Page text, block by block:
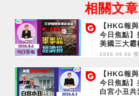
相關文章
【HKG報
今日焦點】
美國三大
濟損
2026.08.06 視
【HKG報
今日焦點】
白宮小丑